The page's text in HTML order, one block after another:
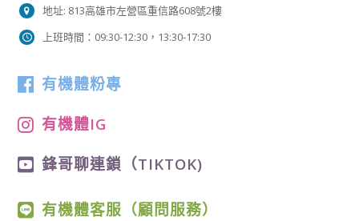
地址: 813高雄市左營區重信路608號2樓
上班時間：09:30-12:30，13:30-17:30
有機體粉專
有機體IG
鋒哥聊連鎖（TIKTOK)
有機體客服（顧問服務）